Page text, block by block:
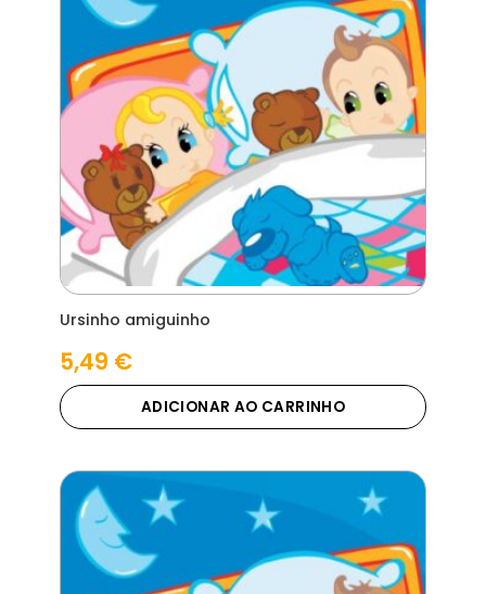
Ursinho amiguinho
5,49 €
ADICIONAR AO CARRINHO